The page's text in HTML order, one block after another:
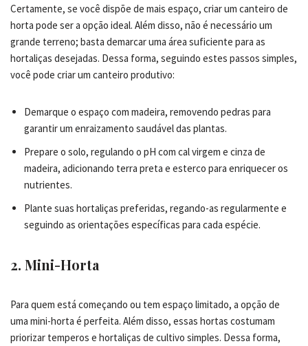
Certamente, se você dispõe de mais espaço, criar um canteiro de
horta pode ser a opção ideal. Além disso, não é necessário um
grande terreno; basta demarcar uma área suficiente para as
hortaliças desejadas. Dessa forma, seguindo estes passos simples,
você pode criar um canteiro produtivo:
Demarque o espaço com madeira, removendo pedras para
garantir um enraizamento saudável das plantas.
Prepare o solo, regulando o pH com cal virgem e cinza de
madeira, adicionando terra preta e esterco para enriquecer os
nutrientes.
Plante suas hortaliças preferidas, regando-as regularmente e
seguindo as orientações específicas para cada espécie.
2. Mini-Horta
Para quem está começando ou tem espaço limitado, a opção de
uma mini-horta é perfeita. Além disso, essas hortas costumam
priorizar temperos e hortaliças de cultivo simples. Dessa forma,